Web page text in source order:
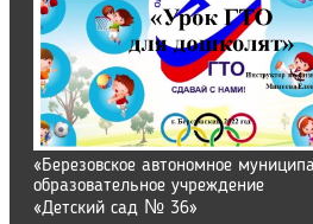
«Березовское автономное
образовательное учреждение
«Детский сад № 36»